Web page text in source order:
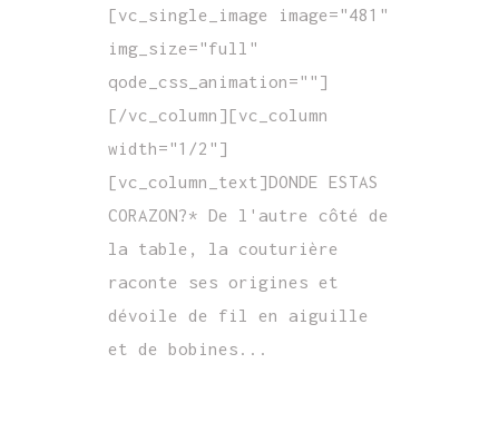
[vc_single_image image="481"
img_size="full"
qode_css_animation=""]
[/vc_column][vc_column
width="1/2"]
[vc_column_text]DONDE ESTAS
CORAZON?* De l'autre côté de
la table, la couturière
raconte ses origines et
dévoile de fil en aiguille
et de bobines...